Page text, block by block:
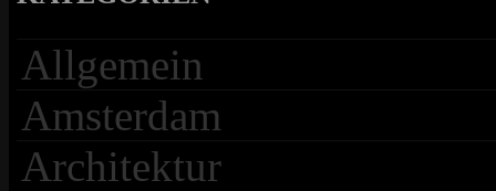
Allgemein
Amsterdam
Architektur